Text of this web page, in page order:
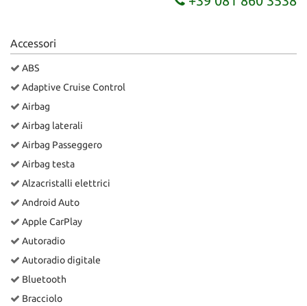
Accessori
ABS
Adaptive Cruise Control
Airbag
Airbag laterali
Airbag Passeggero
Airbag testa
Alzacristalli elettrici
Android Auto
Apple CarPlay
Autoradio
Autoradio digitale
Bluetooth
Bracciolo
Cookie necessari
Cookie delle preferenze
Cookie analitici
Cookie di marketing
Leggi
la
cookie
Salva